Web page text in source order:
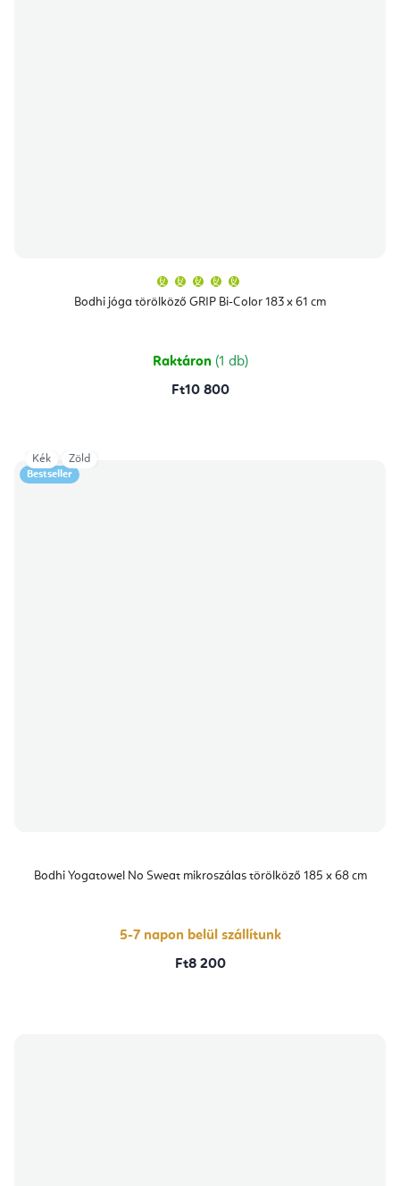
Bodhi jóga törölköző GRIP Bi-Color 183 x 61 cm
átlagos
értékelése
csillag.
Raktáron (1 db)
Ft10 800
Bestseller
Bodhi Yogatowel No Sweat mikroszálas törölköző 185 x 68 cm
5-7 napon belül szállítunk
Ft8 200
Kék Zöld